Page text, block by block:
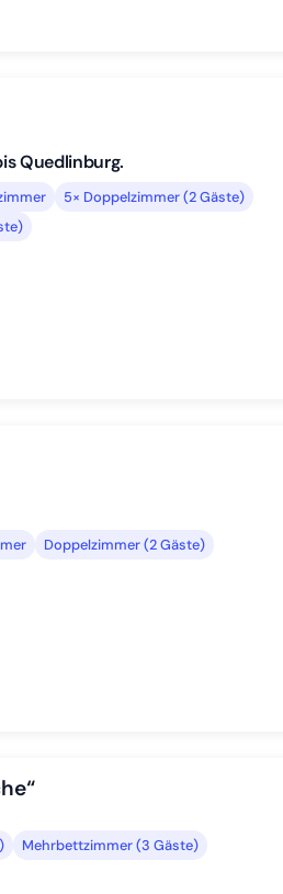
Quedlinburg.
5× Doppelzimmer (2 Gäste)
Doppelzimmer (2 Gäste)
Mehrbettzimmer (3 Gäste)